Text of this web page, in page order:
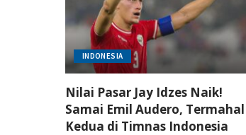
INDONESIA
Nilai Pasar Jay Idzes Naik!
Samai Emil Audero, Termahal
Kedua di Timnas Indonesia